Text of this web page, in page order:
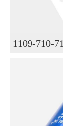
1109-710-
林旋